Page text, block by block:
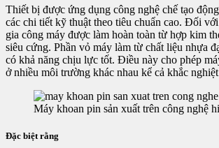
Thiết bị được ứng dụng công nghệ chế tạo
các chi tiết kỹ thuật theo tiêu chuẩn cao. Đối
gia công máy được làm hoàn toàn từ hợp kim
siêu cứng. Phần vỏ máy làm từ chất liệu nhựa
có khả năng chịu lực tốt. Điều này cho phép
ở nhiều môi trường khác nhau kể cả khắc
Máy khoan pin sản xuất trên công nghệ
Đặc biệt rằng